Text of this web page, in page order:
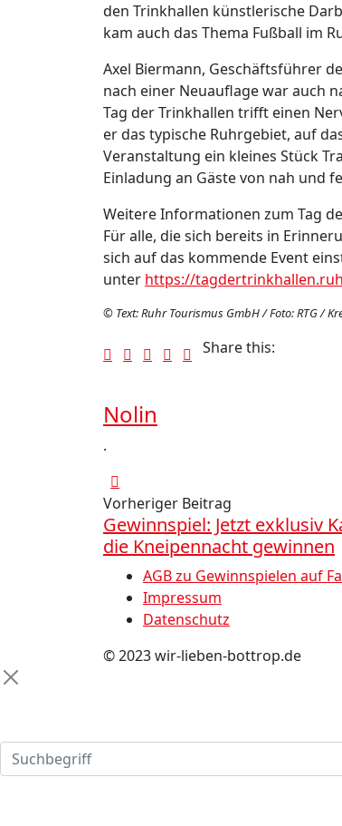
den Trinkhallen künstlerische
kam auch das Thema Fußball im
Axel Biermann, Geschäftsführer
nach einer Neuauflage war auch
Tag der Trinkhallen trifft einen
er das typische Ruhrgebiet, auf
Veranstaltung ein kleines Stück
Einladung an Gäste von nah und
Weitere Informationen zum Tag
Für alle, die sich bereits in
sich auf das kommende Event
unter https://
© Text: Ruhr Tourismus GmbH / Foto: RTG /
Share this:
Nolin
.
Vorheriger Beitrag
Gewinnspiel: Jetzt exklusiv
die Kneipennacht gewinnen
AGB zu Gewinnspielen auf
Impressum
Datenschutz
© 2023 wir-lieben-bottrop.de